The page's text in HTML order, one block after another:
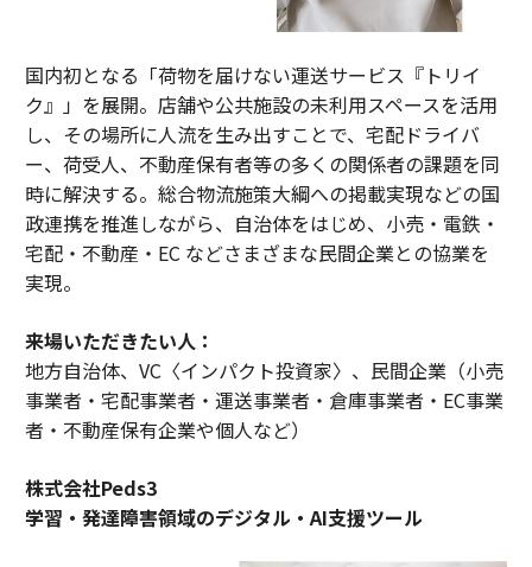
国内初となる「荷物を届けない運送サービス『トリイ
ク』」を展開。店舗や公共施設の未利用スペースを活用
し、その場所に人流を生み出すことで、宅配ドライバ
ー、荷受人、不動産保有者等の多くの関係者の課題を同
時に解決する。総合物流施策大綱への掲載実現などの国
政連携を推進しながら、自治体をはじめ、小売・電鉄・
宅配・不動産・EC などさまざまな民間企業との協業を
実現。
来場いただきたい人：
地方自治体、VC〈インパクト投資家〉、民間企業（小売
事業者・宅配事業者・運送事業者・倉庫事業者・EC事業
者・不動産保有企業や個人など）
株式会社Peds3
学習・発達障害領域のデジタル・AI支援ツール